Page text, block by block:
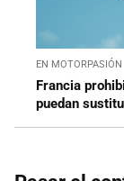
EN MOTORPASIÓN
Francia
puedan